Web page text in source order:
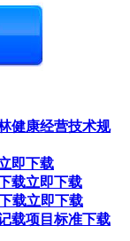
健康经营技术规
即下载
载立即下载
载立即下载
载项目标准下载